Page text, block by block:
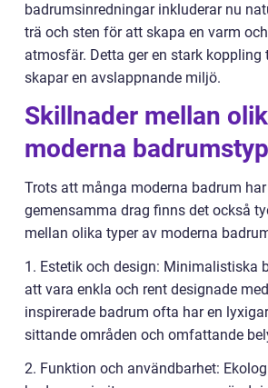
badrumsinredningar inkluderar nu
trä och sten för att skapa en varm
atmosfär. Detta ger en stark koppling
skapar en avslappnande miljö.
Skillnader mellan
moderna
Trots att många moderna badrum
gemensamma drag finns det också
mellan olika typer av moderna
1. Estetik och design: Minimalistiska
att vara enkla och rent designade
inspirerade badrum ofta har en
sittande områden och omfattande
2. Funktion och användbarhet: